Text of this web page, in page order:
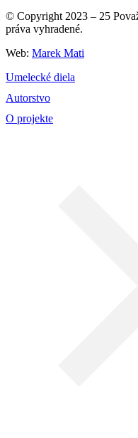
© Copyright 2023 – 25
práva vyhradené.
Web: Marek Mati
Umelecké diela
Autorstvo
O projekte